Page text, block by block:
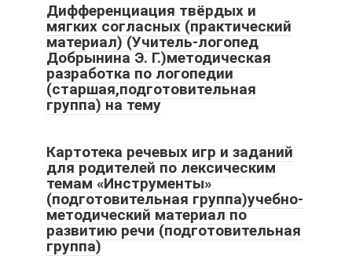
Дифференциация твёрдых и
мягких согласных (практический
материал) (Учитель-логопед
Добрынина Э. Г.)методическая
разработка по логопедии
(старшая,подготовительная
группа) на тему
Картотека речевых игр и заданий
для родителей по лексическим
темам «Инструменты»
(подготовительная группа)учебно-
методический материал по
развитию речи (подготовительная
группа)